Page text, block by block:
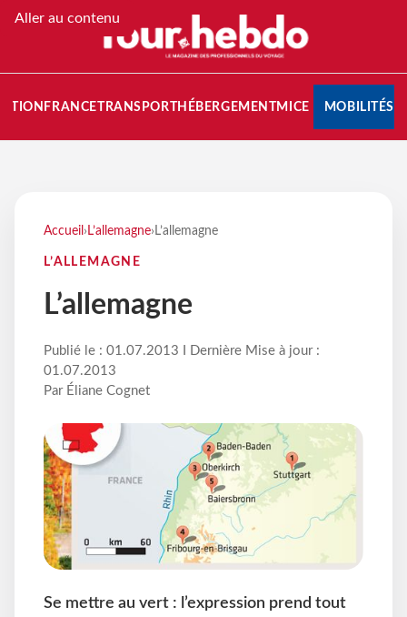
Aller au contenu
FRANCETRANSPORT HÉBERGEMENTMICE MOBILITÉS
Accueil › L’allemagne› L’allemagne
L’ALLEMAGNE
L’allemagne
Publié le : 01.07.2013 I Dernière Mise à jour :
01.07.2013
Par Éliane Cognet
Se mettre au vert : l’expression prend tout